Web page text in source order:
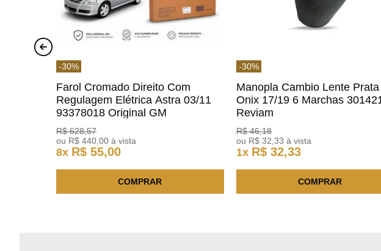
-30%
Farol Cromado Direito Com
Regulagem Elétrica Astra 03/11
93378018 Original GM
R$ 628,57
ou R$ 440 ,00 à vista
8x R$ 55,00
COMPRAR
-30%
Manopla Cambio Lente Prata
Onix 17/19 6 Marchas
Reviam
R$ 46,18
ou R$ 32 ,33 à vista
1x R$ 32,33
COMPRAR